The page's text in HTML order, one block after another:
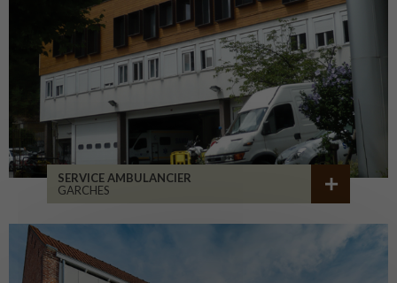
SERVICE AMBULANCIER
GARCHES